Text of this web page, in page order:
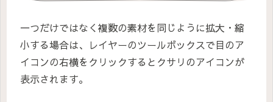
一つだけではなく複数の素材を同じように拡大・縮
小する場合は、レイヤーのツールボックスで目のア
イコンの右横をクリックするとクサリのアイコンが
表示されます。